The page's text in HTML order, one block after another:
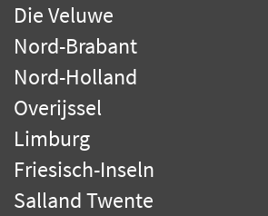
Die Veluwe
Nord-Brabant
Nord-Holland
Overijssel
Limburg
Friesisch-Inseln
Salland Twente